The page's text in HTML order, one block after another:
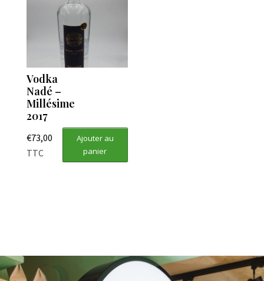
Vodka
Nadé –
Millésime
2017
€73,00
TTC
Ajouter au
panier